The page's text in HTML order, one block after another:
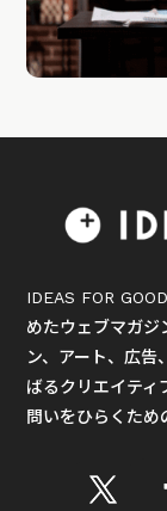
IDEAS FOR
めたウェブマガジ
ン、アート、広告
ばるクリエイティ
問いをひらくため